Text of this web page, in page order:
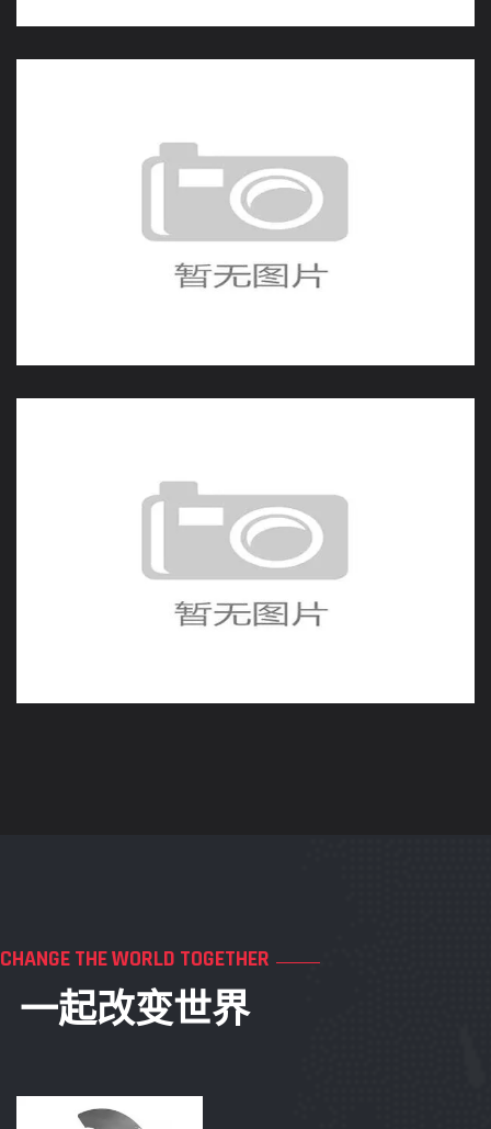
澳大利亚输给美国后末轮
必须守住排名优势
突尼斯冲击淘汰赛机会有
多大？
CHANGE THE WORLD TOGETHER
一起改变世界